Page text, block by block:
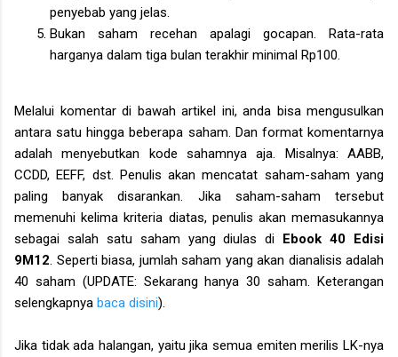
penyebab yang jelas.
Bukan saham recehan apalagi gocapan. Rata-rata
harganya dalam tiga bulan terakhir minimal Rp100.
Melalui komentar di bawah artikel ini, anda bisa mengusulkan
antara satu hingga beberapa saham. Dan format komentarnya
adalah menyebutkan kode sahamnya aja. Misalnya: AABB,
CCDD, EEFF, dst. Penulis akan mencatat saham-saham yang
paling banyak disarankan. Jika saham-saham tersebut
memenuhi kelima kriteria diatas, penulis akan memasukannya
sebagai salah satu saham yang diulas di Ebook 40 Edisi
9M12 . Seperti biasa, jumlah saham yang akan dianalisis adalah
40 saham (UPDATE: Sekarang hanya 30 saham. Keterangan
selengkapnya baca disini).
Jika tidak ada halangan, yaitu jika semua emiten merilis LK-nya